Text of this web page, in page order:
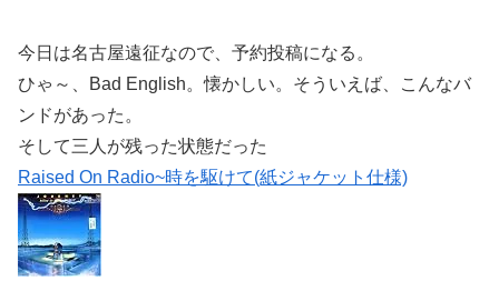
今日は名古屋遠征なので、予約投稿になる。
ひゃ～、Bad English。懐かしい。そういえば、こんなバ
ンドがあった。
そして三人が残った状態だった
Raised On Radio~時を駆けて(紙ジャケット仕様)